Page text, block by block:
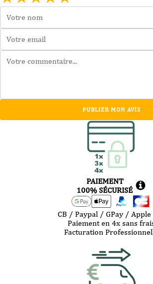
PUBLIER MON AVIS
PAIEMENT
100% SÉCURISÉ
CB / Paypal / GPay / Apple
Paiement en 4x sans
Facturation